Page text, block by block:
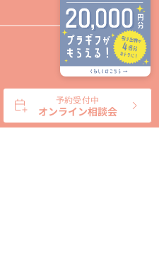
予約受付中
オンライン相談会